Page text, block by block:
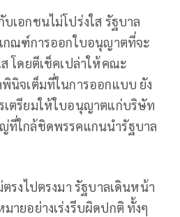
เอกชนไม่โปร่งใส รัฐบาล
กณฑ์การออกใบอนุญาตที่จะ
โดยตีเช็คเปล่าให้คณะ
นิจเต็มที่ในการออกแบบ ยัง
เตรียมให้ใบอนุญาตแก่บริษัท
ที่ใกล้ชิดพรรคแกนนำรัฐบาล
รงไปตรงมา รัฐบาลเดินหน้า
ายอย่างเร่งรีบผิดปกติ ทั้งๆ